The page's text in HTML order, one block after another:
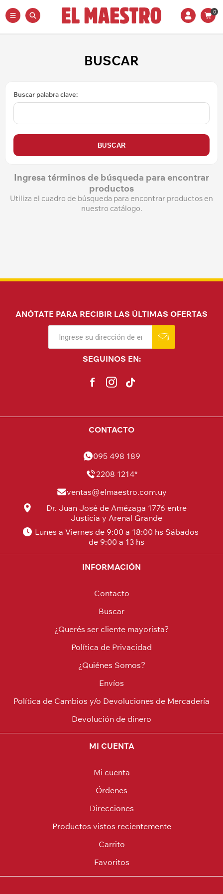
0
BUSCAR
Buscar palabra clave:
Ingresa términos de búsqueda para encontrar
productos
Utiliza el cuadro de búsqueda para encontrar productos en
nuestro catálogo.
ANÓTATE PARA RECIBIR LAS ÚLTIMAS OFERTAS
SEGUINOS EN:
CONTACTO
095 498 189
2208 1214*
ventas@elmaestro.com.uy
Dr. Juan José de Amézaga 1776 entre
Justicia y Arenal Grande
Lunes a Viernes de 9:00 a 18:00 hs Sábados
de 9:00 a 13 hs
INFORMACIÓN
Contacto
Buscar
¿Querés ser cliente mayorista?
Política de Privacidad
¿Quiénes Somos?
Envíos
Política de Cambios y/o Devoluciones de Mercadería
Devolución de dinero
MI CUENTA
Mi cuenta
Órdenes
Direcciones
Productos vistos recientemente
Carrito
Favoritos